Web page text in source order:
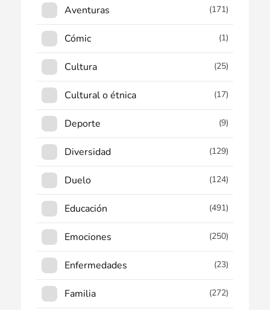
Aventuras (171)
Cómic (1)
Cultura (25)
Cultural o étnica (17)
Deporte (9)
Diversidad (129)
Duelo (124)
Educación (491)
Emociones (250)
Enfermedades (23)
Familia (272)